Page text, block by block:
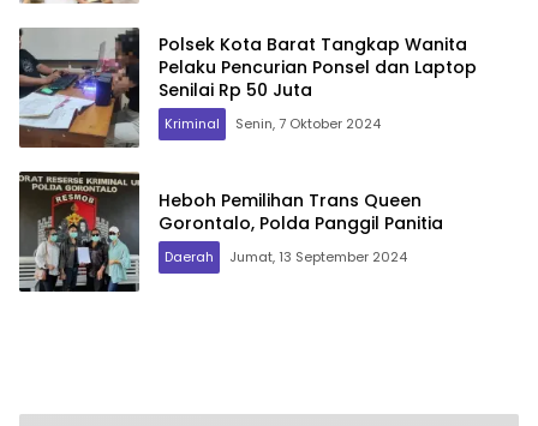
Polsek Kota Barat Tangkap Wanita
Pelaku Pencurian Ponsel dan Laptop
Senilai Rp 50 Juta
Kriminal Senin, 7 Oktober 2024
Heboh Pemilihan Trans Queen
Gorontalo, Polda Panggil Panitia
Daerah Jumat, 13 September 2024